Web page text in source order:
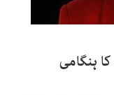
کا ہنگامی